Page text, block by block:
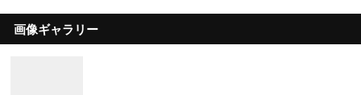
画像ギャラリー